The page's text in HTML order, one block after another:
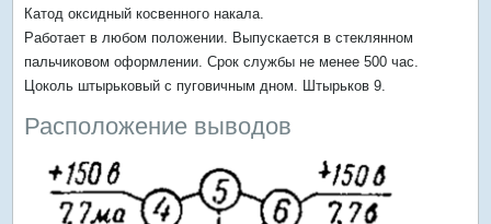
Катод оксидный косвенного накала.
Работает в любом положении. Выпускается в стеклянном
пальчиковом оформлении. Срок службы не менее 500 час.
Цоколь штырьковый с пуговичным дном. Штырьков 9.
Расположение выводов